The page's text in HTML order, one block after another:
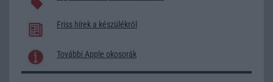
Friss hírek a készülékről
További Apple okosorák